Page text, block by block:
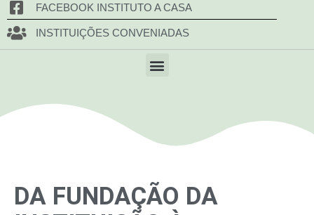
FACEBOOK INSTITUTO A CASA
INSTITUIÇÕES CONVENIADAS
DA FUNDAÇÃO DA